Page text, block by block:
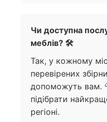
Чи доступна
меблів? 🛠️
Так, у кожному
перевірених
допоможуть вам.
підібрати
регіоні.